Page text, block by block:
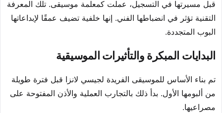
قبل مسيرتها في التسجيل، عملت كمعلمة موسيقى. تلك المعرفة
التقنية تؤثر في انضباطها الفني. إنها خلفية تضيف عمقًا لإبداعاتها
البوب المتجددة.
البدايات المبكرة والتأثيرات الموسيقية
تم بناء الأساس للموسيقى الفريدة لجيسي لانزا قبل فترة طويلة
من ألبومها الأول. بدأ ذلك بالتجارب العملية والأذن المفتوحة على
مصراعيها.